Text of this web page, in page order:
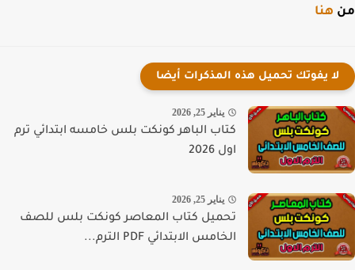
هنا
لا يفوتك تحميل هذه المذكرات أيضا
يناير 25, 2026
كتاب الباهر كونكت بلس خامسه ابتدائي ترم
اول 2026
يناير 25, 2026
تحميل كتاب المعاصر كونكت بلس للصف
الخامس الابتدائي PDF الترم...